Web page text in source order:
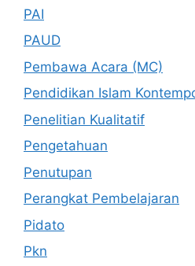
PAI
PAUD
Pembawa Acara (MC)
Pendidikan Islam
Penelitian Kualitatif
Pengetahuan
Penutupan
Perangkat Pembelajaran
Pidato
Pkn